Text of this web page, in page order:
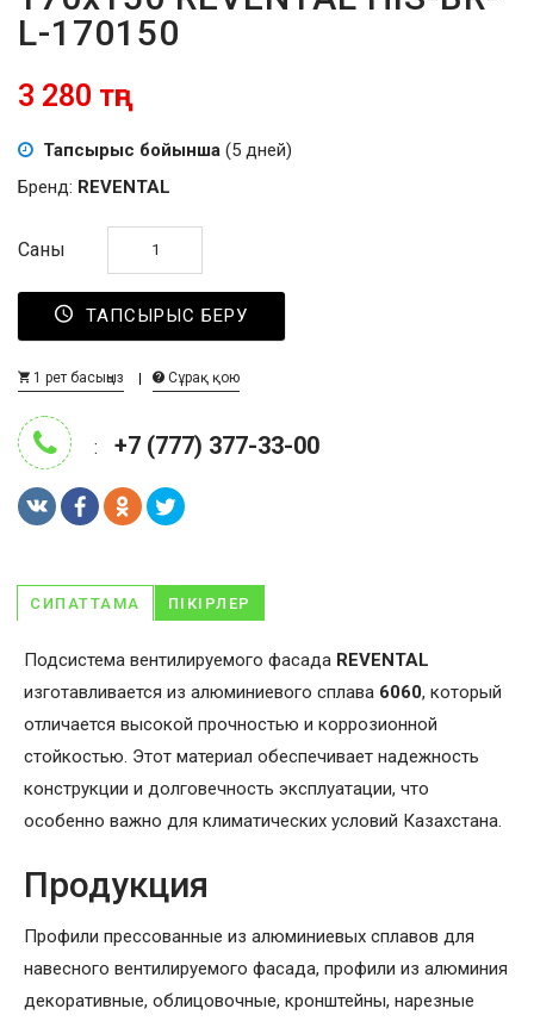
L-170150
3 280 тңг
Тапсырыс бойынша (5 дней)
Бренд: REVENTAL
Саны
ТАПСЫРЫС БЕРУ
1 рет басыңыз Сұрақ қою
: +7 (777) 377-33-00
СИПАТТАМА ПІКІРЛЕР
Подсистема вентилируемого фасада REVENTAL
изготавливается из алюминиевого сплава 6060, который
отличается высокой прочностью и коррозионной
стойкостью. Этот материал обеспечивает надежность
конструкции и долговечность эксплуатации, что
особенно важно для климатических условий Казахстана.
Продукция
Профили прессованные из алюминиевых сплавов для
навесного вентилируемого фасада, профили из алюминия
декоративные, облицовочные, кронштейны, нарезные